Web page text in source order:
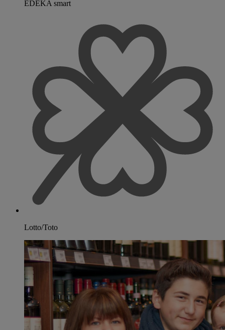
EDEKA smart
Lotto/Toto